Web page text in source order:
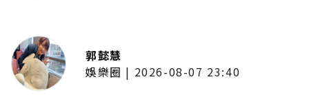
郭懿慧
娛樂圈 | 2026-08-07 23:40